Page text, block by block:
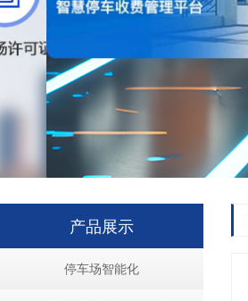
产品展示
停车场智能化